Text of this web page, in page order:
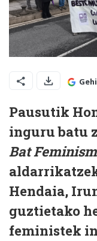
Pausutik
inguru batu
Bat
Hendaia,
guztietako
feministek